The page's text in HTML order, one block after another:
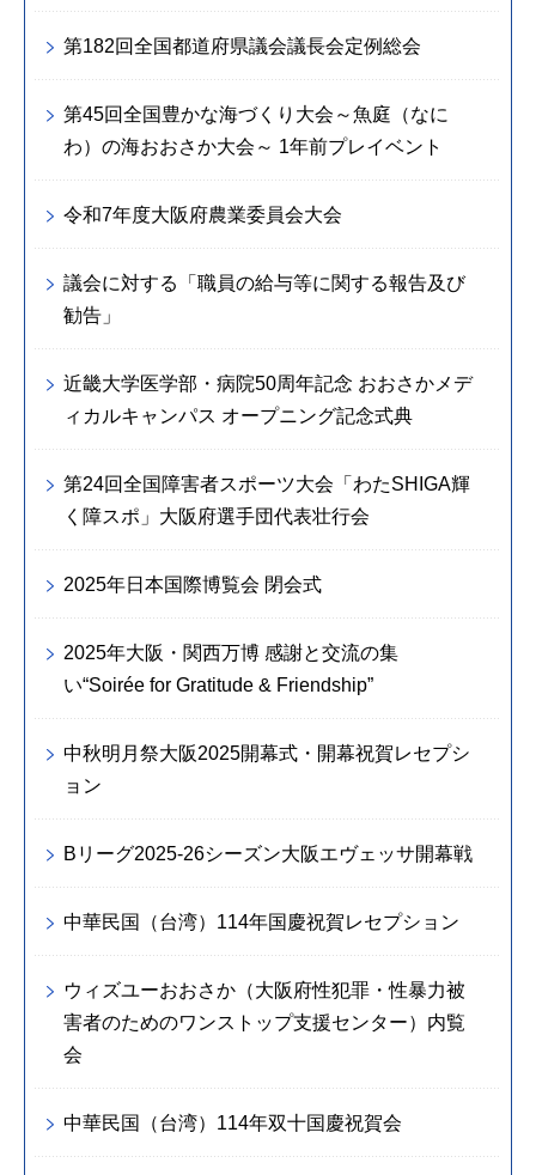
第182回全国都道府県議会議長会定例総会
第45回全国豊かな海づくり大会～魚庭（なに
わ）の海おおさか大会～ 1年前プレイベント
令和7年度大阪府農業委員会大会
議会に対する「職員の給与等に関する報告及び
勧告」
近畿大学医学部・病院50周年記念 おおさかメデ
ィカルキャンパス オープニング記念式典
第24回全国障害者スポーツ大会「わたSHIGA輝
く障スポ」大阪府選手団代表壮行会
2025年日本国際博覧会 閉会式
2025年大阪・関西万博 感謝と交流の集
い“Soirée for Gratitude & Friendship”
中秋明月祭大阪2025開幕式・開幕祝賀レセプシ
ョン
Bリーグ2025-26シーズン大阪エヴェッサ開幕戦
中華民国（台湾）114年国慶祝賀レセプション
ウィズユーおおさか（大阪府性犯罪・性暴力被
害者のためのワンストップ支援センター）内覧
会
中華民国（台湾）114年双十国慶祝賀会